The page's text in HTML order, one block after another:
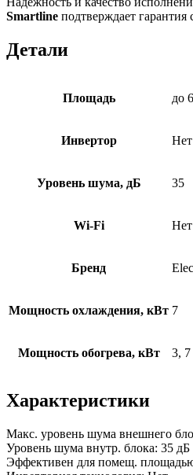
Smartline подтверждает гарантия
Детали
Площадь до
Инвертор Нет
Уровень шума, дБ 35
Wi-Fi Нет
Бренд
Мощность охлаждения, кВт 7
Мощность обогрева, кВт 3, 7
Характеристики
Макс. уровень шума внешнего
Уровень шума внутр. блока: 35 дБ
Эффективен для помещ.